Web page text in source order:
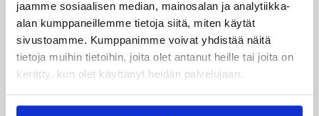
jaamme sosiaalisen median, mainosalan ja analytiikka-
alan kumppaneillemme tietoja siitä, miten käytät
sivustoamme. Kumppanimme voivat yhdistää näitä
tietoja muihin tietoihin, joita olet antanut heille tai joita on
kerätty, kun olet käyttänyt heidän palvelujaan.